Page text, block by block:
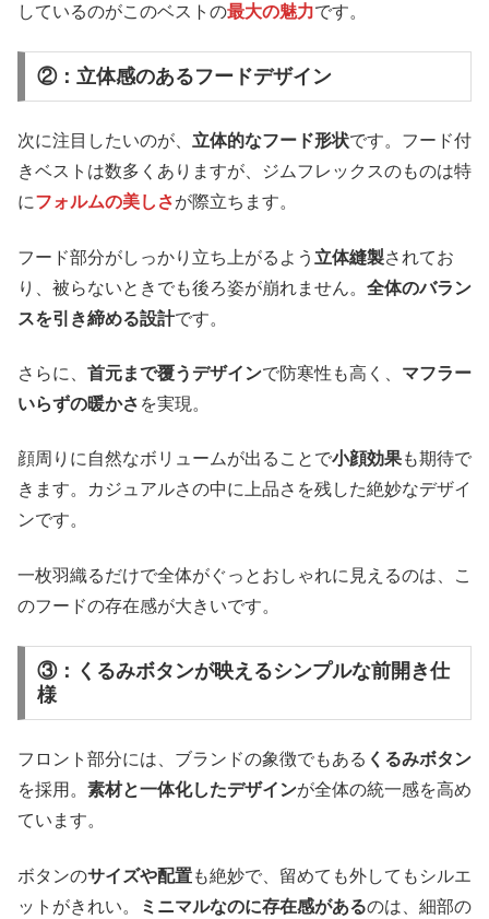
しているのがこのベストの最大の魅力です。
②：立体感のあるフードデザイン
次に注目したいのが、 立体的なフード形状です。フード付
きベストは数多くありますが、ジムフレックスのものは特
にフォルムの美しさが際立ちます。
フード部分がしっかり立ち上がるよう 立体縫製されてお
り、被らないときでも後ろ姿が崩れません。 全体のバラン
スを引き締める設計です。
さらに、 首元まで覆うデザインで防寒性も高く、 マフラー
いらずの暖かさ を実現。
顔周りに自然なボリュームが出ることで小顔効果も期待で
きます。カジュアルさの中に上品さを残した絶妙なデザイ
ンです。
一枚羽織るだけで全体がぐっとおしゃれに見えるのは、こ
のフードの存在感が大きいです。
③：くるみボタンが映えるシンプルな前開き仕
様
フロント部分には、ブランドの象徴でもある くるみボタン
を採用。 素材と一体化したデザインが全体の統一感を高め
ています。
ボタンのサイズや配置も絶妙で、留めても外してもシルエ
ットがきれい。
ミニマルなのに存在感があるのは、細部の